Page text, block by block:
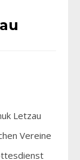
Letzau
Vereine